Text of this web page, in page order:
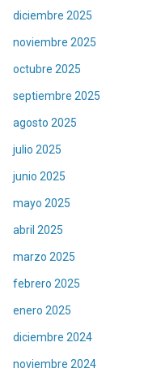
diciembre 2025
noviembre 2025
octubre 2025
septiembre 2025
agosto 2025
julio 2025
junio 2025
mayo 2025
abril 2025
marzo 2025
febrero 2025
enero 2025
diciembre 2024
noviembre 2024